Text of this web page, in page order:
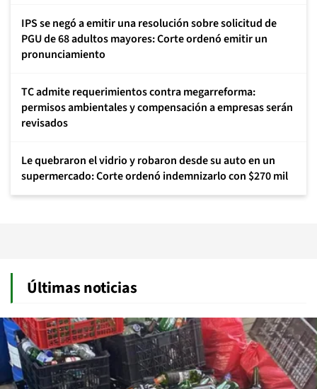
IPS se negó a emitir una resolución sobre solicitud de
PGU de 68 adultos mayores: Corte ordenó emitir un
pronunciamiento
TC admite requerimientos contra megarreforma:
permisos ambientales y compensación a empresas serán
revisados
Le quebraron el vidrio y robaron desde su auto en un
supermercado: Corte ordenó indemnizarlo con $270 mil
Últimas noticias